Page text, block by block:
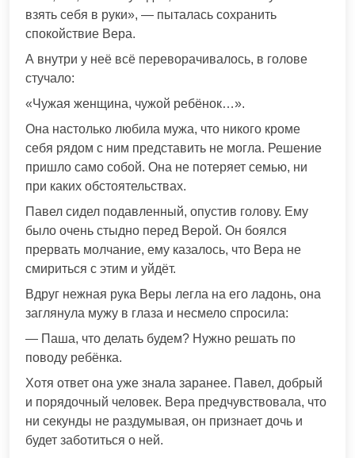
взять себя в руки», — пыталась сохранить
спокойствие Вера.
А внутри у неё всё переворачивалось, в голове
стучало:
«Чужая женщина, чужой ребёнок…».
Она настолько любила мужа, что никого кроме
себя рядом с ним представить не могла. Решение
пришло само собой. Она не потеряет семью, ни
при каких обстоятельствах.
Павел сидел подавленный, опустив голову. Ему
было очень стыдно перед Верой. Он боялся
прервать молчание, ему казалось, что Вера не
смириться с этим и уйдёт.
Вдруг нежная рука Веры легла на его ладонь, она
заглянула мужу в глаза и несмело спросила:
— Паша, что делать будем? Нужно решать по
поводу ребёнка.
Хотя ответ она уже знала заранее. Павел, добрый
и порядочный человек. Вера предчувствовала, что
ни секунды не раздумывая, он признает дочь и
будет заботиться о ней.